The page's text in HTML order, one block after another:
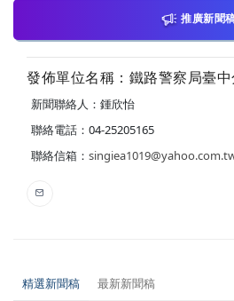
推廣新聞
發佈單位名稱：鐵路警察局臺
新聞聯絡人：鍾欣怡
聯絡電話：04-25205165
聯絡信箱：
精選新聞稿 最新新聞稿